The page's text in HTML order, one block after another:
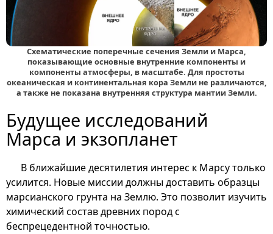
Схематические поперечные сечения Земли и Марса,
показывающие основные внутренние компоненты и
компоненты атмосферы, в масштабе. Для простоты
океаническая и континентальная кора Земли не различаются,
а также не показана внутренняя структура мантии Земли.
Будущее исследований
Марса и экзопланет
В ближайшие десятилетия интерес к Марсу только
усилится. Новые миссии должны доставить образцы
марсианского грунта на Землю. Это позволит изучить
химический состав древних пород с
беспрецедентной точностью.